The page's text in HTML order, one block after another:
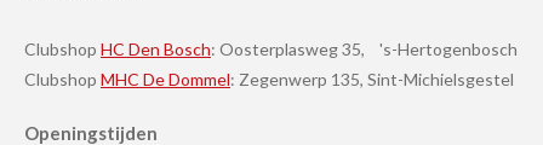
Clubshop HC Den Bosch: Oosterplasweg 35, 's-Hertogenbosch
Clubshop MHC De Dommel: Zegenwerp 135, Sint-Michielsgestel
Openingstijden